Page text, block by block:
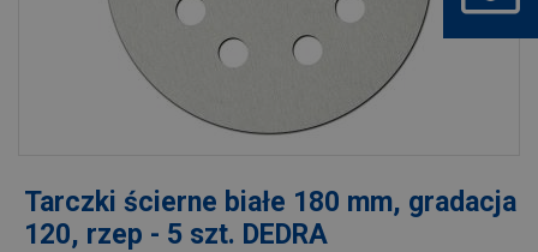
Tarczki ścierne białe 180 mm, gradacja
120, rzep - 5 szt. DEDRA